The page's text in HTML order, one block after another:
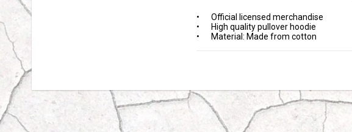
•	Official licensed merchandise
•	High quality pullover hoodie
•	Material: Made from cotton